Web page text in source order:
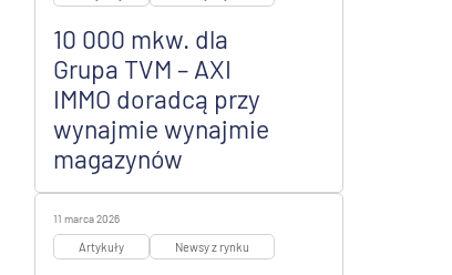
10 000 mkw. dla
Grupa TVM – AXI
IMMO doradcą przy
wynajmie wynajmie
magazynów
11 marca 2026
Artykuły Newsy z rynku